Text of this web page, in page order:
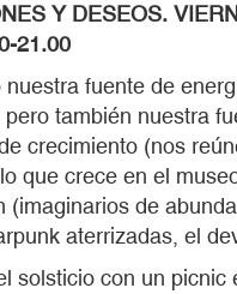
Y DESEOS.
21.00
nuestra fuente de
también nuestra
crecimiento (nos
que crece en el
(imaginarios de
aterrizadas, el
solsticio con un picnic